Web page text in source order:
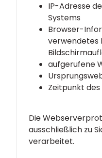
IP-Adresse
Systems
Browser-
verwendetes
aufgerufene
Zeitpunkt des
Die
ausschließlich zu
verarbeitet.